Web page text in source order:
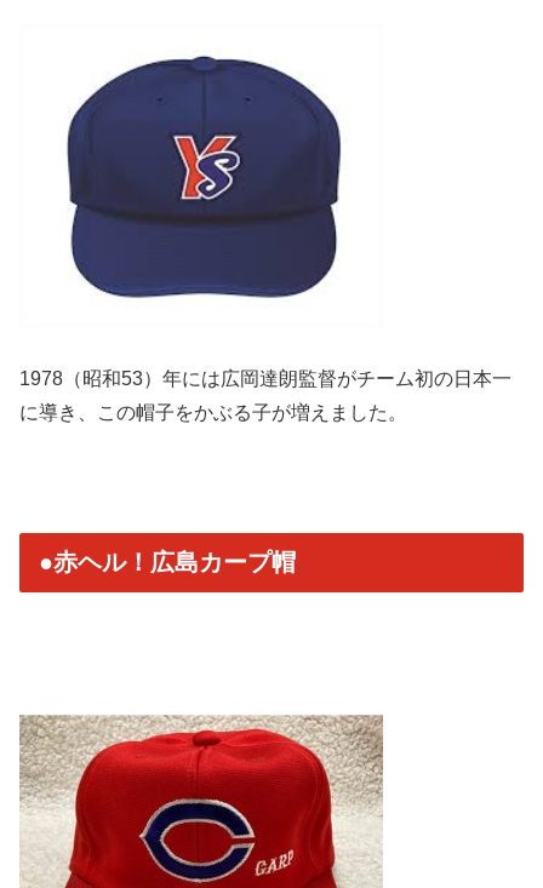
1978（昭和53） 年には広岡達朗監督がチーム初の日本一
に導き、
この帽子をかぶる子が増えました。
●赤ヘル！広島カープ帽